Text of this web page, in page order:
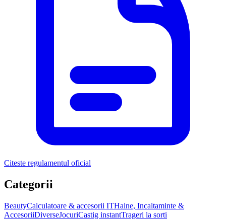
Citeste regulamentul oficial
Categorii
BeautyCalculatoare & accesorii ITHaine, Incaltaminte &
AccesoriiDiverseJocuriCastig instantTrageri la sorti